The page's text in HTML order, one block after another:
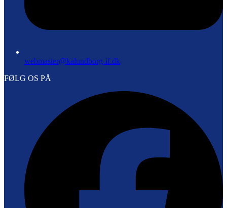
webmaster@kalundborg-if.dk
FØLG OS PÅ